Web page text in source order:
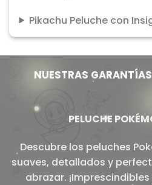
Pikachu Peluche con
NUESTRAS
PELUCHE
Descubre los peluches
suaves, detallados y
abrazar.